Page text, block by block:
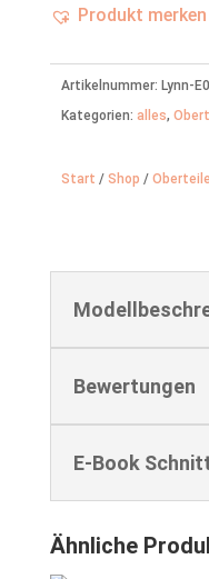
Produkt merken
Artikelnummer: Lynn-
Kategorien: alles,
Start / Shop / Oberteile
Bewertungen
E-Book
Ähnliche